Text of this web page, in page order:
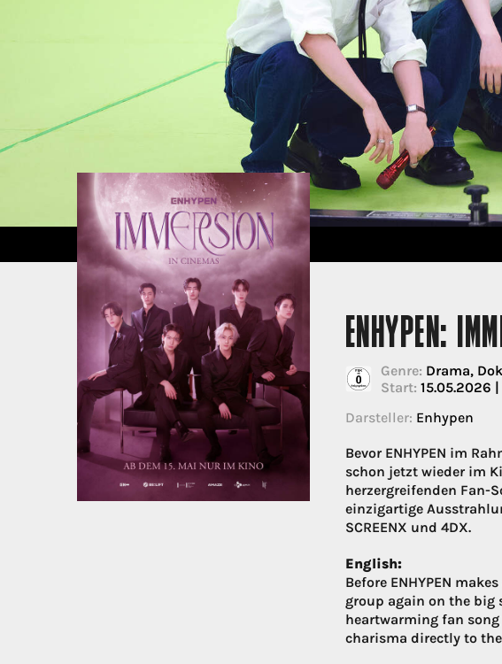
ENHYPEN:
Genre: Drama,
Start: 15.05.2026
Darsteller: Enhypen
Bevor ENHYPEN im
schon jetzt wieder im
herzergreifenden Fan-
einzigartige
SCREENX und 4DX.
English:
Before ENHYPEN
group again on the big
heartwarming fan song
charisma directly to